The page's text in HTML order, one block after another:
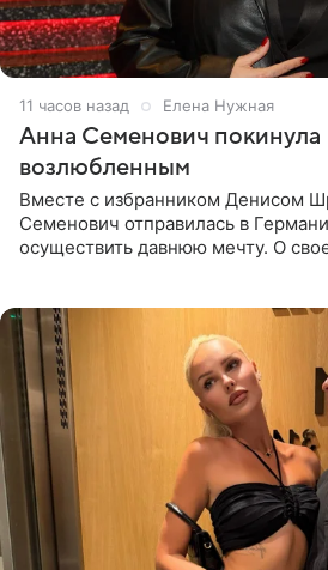
11 часов назад Елена Нужная
Анна Семенович покинула
возлюбленным
Вместе с избранником Денисом
Семенович отправилась в
осуществить давнюю мечту. О